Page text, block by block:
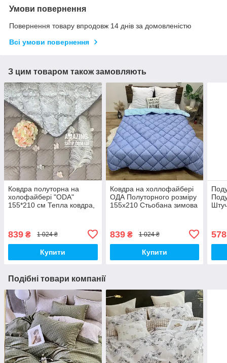
Умови повернення
Повернення товару впродовж 14 днів за домовленістю
Всі умови повернення
З цим товаром також замовляють
Ковдра полуторна на
холофайбері "ODA"
155*210 см Тепла ковдра,
839 ₴ 1 024 ₴
Купити
Ковдра на холлофайбері
ОДА Полуторного розміру
155х210 Стьобана зимова
839₴ 1 024 ₴
Купити
578
Подібні товари компанії